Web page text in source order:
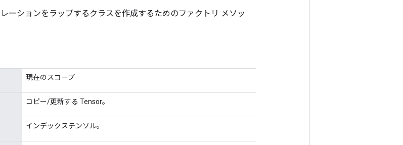
ーションをラップするクラスを作成するためのファクトリ メソッ
現在のスコープ
コピー/更新する Tensor。
インデックステンソル。